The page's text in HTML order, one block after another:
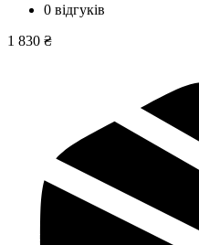
0 відгуків
1 830 ₴